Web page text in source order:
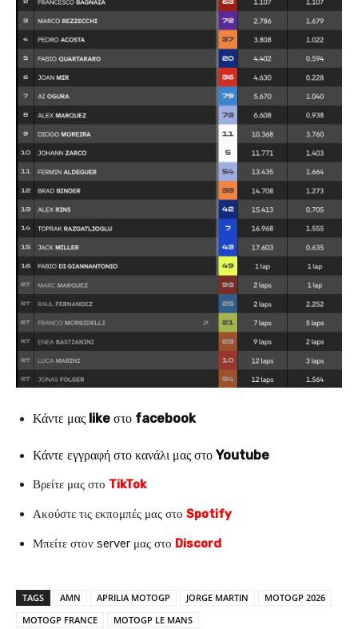
Κάντε μας like στο facebook
Κάντε εγγραφή στο κανάλι μας στο Youtube
Βρείτε μας στο TikTok
Ακούστε τις εκπομπές μας στο Spotify
Μπείτε στον server μας στο Discord
TAGS AMN APRILIA MOTOGP JORGE MARTIN
MOTOGP 2026
MOTOGP FRANCE
MOTOGP LE MANS